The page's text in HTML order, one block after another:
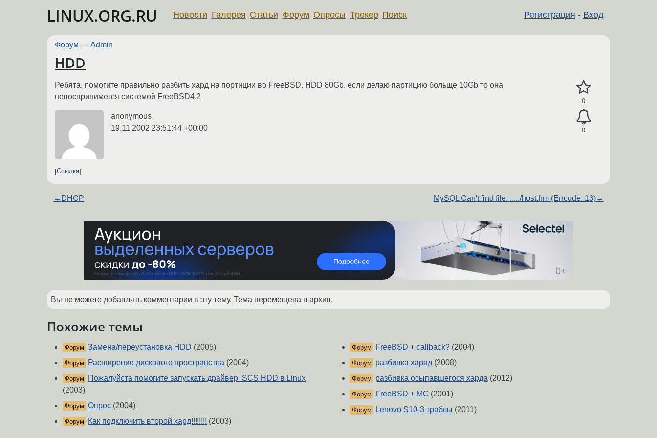
LINUX.ORG.RU Регистрация - Вход
Новости Галерея Статьи Форум Опросы Трекер Поиск
Форум — Admin
HDD
0
0
Ребята, помогите правильно разбить хард на портиции во FreeBSD. HDD 80Gb, если делаю партицию больще 10Gb то она
невоспринимется системой FreeBSD4.2
anonymous
19.11.2002 23:51:44 +00:00
Ссылка
← DHCP MySQL Can't find file: ...../host.frm (Errcode: 13)→
Вы не можете добавлять комментарии в эту тему. Тема перемещена в архив.
Похожие темы
Форум Замена/переустановка HDD (2005)
Форум Расширение дискового пространства (2004)
Форум
Пожалуйста помогите запускать драйвер ISCS HDD в Linux
(2003)
Форум Опрос (2004)
Форум Как подключить второй хард!!!!!!!! (2003)
Форум FreeBSD + callback?(2004)
Форум разбивка харад(2008)
Форум разбивка осыпавшегося харда(2012)
Форум FreeBSD + MC (2001)
Форум Lenovo S10-3 траблы (2011)